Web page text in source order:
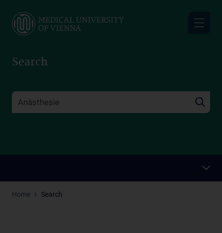
main
Search
Home Search